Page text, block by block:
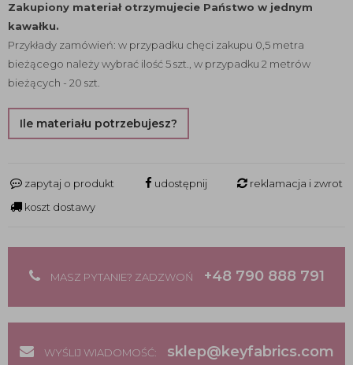
Zakupiony materiał otrzymujecie Państwo w jednym
kawałku.
Przykłady zamówień: w przypadku chęci zakupu 0,5 metra
bieżącego należy wybrać ilość 5 szt., w przypadku 2 metrów
bieżących - 20 szt.
Ile materiału potrzebujesz?
zapytaj o produkt udostępnij
reklamacja i zwrot
koszt dostawy
MASZ PYTANIE? ZADZWOŃ +48 790 888 791
WYŚLIJ WIADOMOŚĆ: sklep@keyfabrics.com